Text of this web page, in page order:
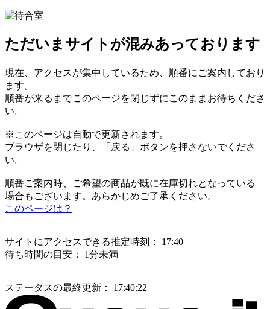
ただいまサイトが混みあっております
現在、アクセスが集中しているため、順番にご案内しており
ます。
順番が来るまでこのページを閉じずにこのままお待ちくださ
い。
※このページは自動で更新されます。
ブラウザを閉じたり、「戻る」ボタンを押さないでくださ
い。
順番ご案内時、ご希望の商品が既に在庫切れとなっている
場合もございます。あらかじめご了承ください。
このページは？
サイトにアクセスできる推定時刻：
17:40
待ち時間の目安：
1分未満
ステータスの最終更新： 17:40:22